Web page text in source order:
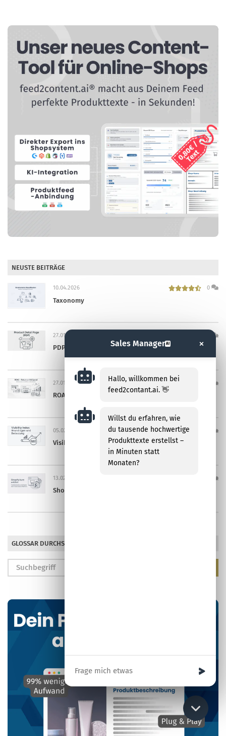
NEUSTE BEITRÄGE
10.04.2026 0
Taxonomy
27.01.2026
PDP (Product Detail Page)
27.01.2026
ROAS (Return on Ad Spend)
05.02.2026
Visibility Index
13.02.2026
Shopify
GLOSSAR DURCHSUCHEN
Sales Manager AI ×
Hallo, willkommen bei
feed2contant.ai. 👋
Willst du erfahren, wie
du tausende hochwertige
Produkttexte erstellst –
in Minuten statt
Monaten?